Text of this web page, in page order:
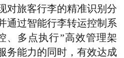
对旅客行李的精准识别分
通过智能行李转运控制系
、多点执行”高效管理架
务能力的同时，有效达成